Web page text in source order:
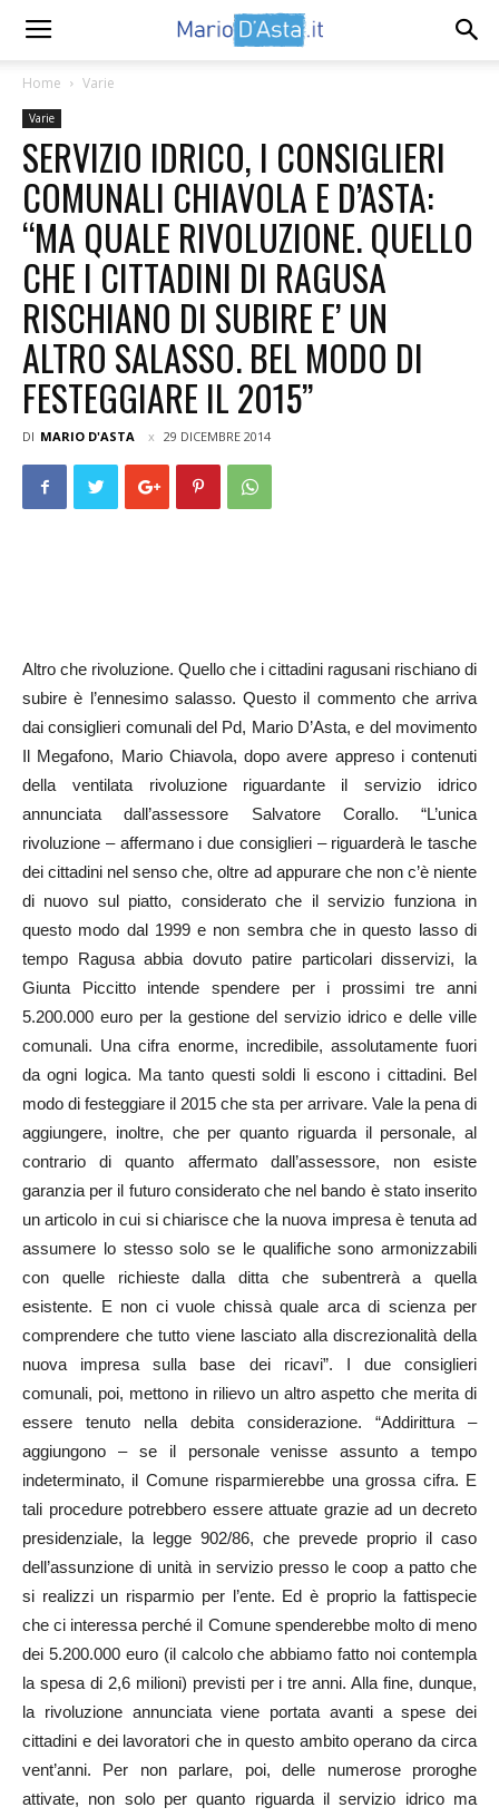
Home Varie
Varie
SERVIZIO IDRICO, I CONSIGLIERI
COMUNALI CHIAVOLA E D’ASTA:
“MA QUALE RIVOLUZIONE. QUELLO
CHE I CITTADINI DI RAGUSA
RISCHIANO DI SUBIRE E’ UN
ALTRO SALASSO. BEL MODO DI
FESTEGGIARE IL 2015”
DI MARIO D'ASTA 29 DICEMBRE 2014
Altro che rivoluzione. Quello che i cittadini ragusani rischiano di
subire è l’ennesimo salasso. Questo il commento che arriva
dai consiglieri comunali del Pd, Mario D’Asta, e del movimento
Il Megafono, Mario Chiavola, dopo avere appreso i contenuti
della ventilata rivoluzione riguardante il servizio idrico
annunciata dall’assessore Salvatore Corallo. “L’unica
rivoluzione – affermano i due consiglieri – riguarderà le tasche
dei cittadini nel senso che, oltre ad appurare che non c’è niente
di nuovo sul piatto, considerato che il servizio funziona in
questo modo dal 1999 e non sembra che in questo lasso di
tempo Ragusa abbia dovuto patire particolari disservizi, la
Giunta Piccitto intende spendere per i prossimi tre anni
5.200.000 euro per la gestione del servizio idrico e delle ville
comunali. Una cifra enorme, incredibile, assolutamente fuori
da ogni logica. Ma tanto questi soldi li escono i cittadini. Bel
modo di festeggiare il 2015 che sta per arrivare. Vale la pena di
aggiungere, inoltre, che per quanto riguarda il personale, al
contrario di quanto affermato dall’assessore, non esiste
garanzia per il futuro considerato che nel bando è stato inserito
un articolo in cui si chiarisce che la nuova impresa è tenuta ad
assumere lo stesso solo se le qualifiche sono armonizzabili
con quelle richieste dalla ditta che subentrerà a quella
esistente. E non ci vuole chissà quale arca di scienza per
comprendere che tutto viene lasciato alla discrezionalità della
nuova impresa sulla base dei ricavi”. I due consiglieri
comunali, poi, mettono in rilievo un altro aspetto che merita di
essere tenuto nella debita considerazione. “Addirittura –
aggiungono – se il personale venisse assunto a tempo
indeterminato, il Comune risparmierebbe una grossa cifra. E
tali procedure potrebbero essere attuate grazie ad un decreto
presidenziale, la legge 902/86, che prevede proprio il caso
dell’assunzione di unità in servizio presso le coop a patto che
si realizzi un risparmio per l’ente. Ed è proprio la fattispecie
che ci interessa perché il Comune spenderebbe molto di meno
dei 5.200.000 euro (il calcolo che abbiamo fatto noi contempla
la spesa di 2,6 milioni) previsti per i tre anni. Alla fine, dunque,
la rivoluzione annunciata viene portata avanti a spese dei
cittadini e dei lavoratori che in questo ambito operano da circa
vent’anni. Per non parlare, poi, delle numerose proroghe
attivate, non solo per quanto riguarda il servizio idrico ma